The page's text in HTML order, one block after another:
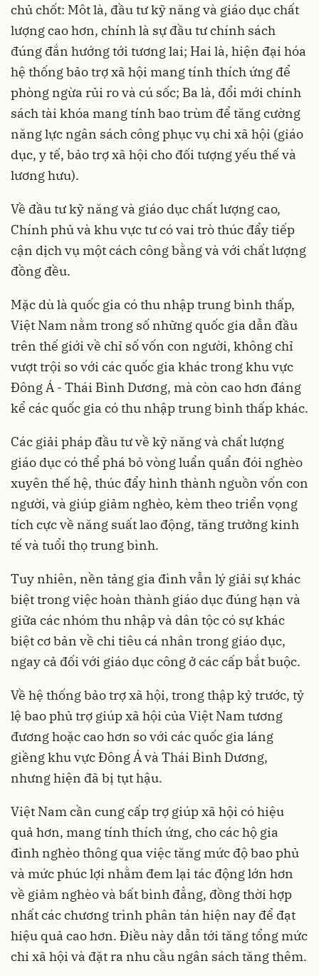
chủ chốt: Môt là, đầu tư kỹ năng và giáo dục chất
lượng cao hơn, chính là sự đầu tư chính sách
đúng đắn hướng tới tương lai; Hai là, hiện đại hóa
hệ thống bảo trợ xã hội mang tính thích ứng để
phòng ngừa rủi ro và cú sốc; Ba là, đổi mới chính
sách tài khóa mang tính bao trùm để tăng cường
năng lực ngân sách công phục vụ chi xã hội (giáo
dục, y tế, bảo trợ xã hội cho đối tượng yếu thế và
lương hưu).
Về đầu tư kỹ năng và giáo dục chất lượng cao,
Chính phủ và khu vực tư có vai trò thúc đẩy tiếp
cận dịch vụ một cách công bằng và với chất lượng
đồng đều.
Mặc dù là quốc gia có thu nhập trung bình thấp,
Việt Nam nằm trong số những quốc gia dẫn đầu
trên thế giới về chỉ số vốn con người, không chỉ
vượt trội so với các quốc gia khác trong khu vực
Đông Á - Thái Bình Dương, mà còn cao hơn đáng
kể các quốc gia có thu nhập trung bình thấp khác.
Các giải pháp đầu tư về kỹ năng và chất lượng
giáo dục có thể phá bỏ vòng luẩn quẩn đói nghèo
xuyên thế hệ, thúc đẩy hình thành nguồn vốn con
người, và giúp giảm nghèo, kèm theo triển vọng
tích cực về năng suất lao động, tăng trưởng kinh
tế và tuổi thọ trung bình.
Tuy nhiên, nền tảng gia đình vẫn lý giải sự khác
biệt trong việc hoàn thành giáo dục đúng hạn và
giữa các nhóm thu nhập và dân tộc có sự khác
biệt cơ bản về chi tiêu cá nhân trong giáo dục,
ngay cả đối với giáo dục công ở các cấp bắt buộc.
Về hệ thống bảo trợ xã hội, trong thập kỷ trước, tỷ
lệ bao phủ trợ giúp xã hội của Việt Nam tương
đương hoặc cao hơn so với các quốc gia láng
giềng khu vực Đông Á và Thái Bình Dương,
nhưng hiện đã bị tụt hậu.
Việt Nam cần cung cấp trợ giúp xã hội có hiệu
quả hơn, mang tính thích ứng, cho các hộ gia
đình nghèo thông qua việc tăng mức độ bao phủ
và mức phúc lợi nhằm đem lại tác động lớn hơn
về giảm nghèo và bất bình đẳng, đồng thời hợp
nhất các chương trình phân tán hiện nay để đạt
hiệu quả cao hơn. Điều này dẫn tới tăng tổng mức
chi xã hội và đặt ra nhu cầu ngân sách tăng thêm.